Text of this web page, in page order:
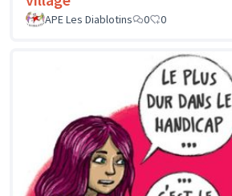
APE Les Diablotins
0 0